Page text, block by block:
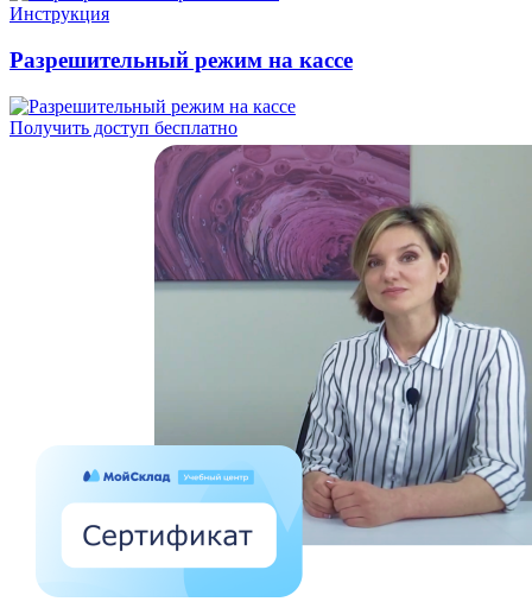
Инструкция
Разрешительный режим на кассе
Получить доступ бесплатно